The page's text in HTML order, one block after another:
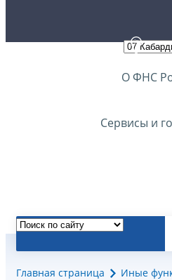
О ФНС
Сервисы и
Главная страница
Иные